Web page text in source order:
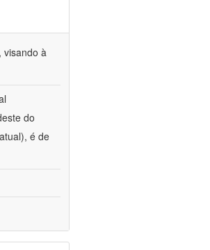
visando à
do
é de